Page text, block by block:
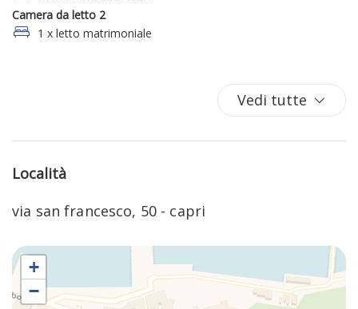
Camera da letto 2
1 x letto matrimoniale
Vedi tutte
Località
via san francesco, 50 - capri
+
−